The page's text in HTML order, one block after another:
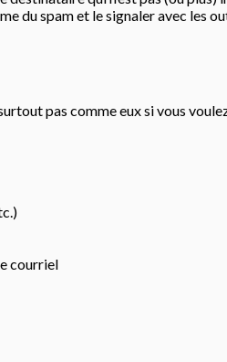
du spam et le signaler avec les
pas comme eux si vous
courriel